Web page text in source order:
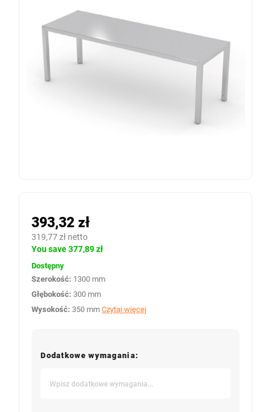
393,32 zł
319,77 zł netto
You save 377,89 zł
Dostępny
Szerokość: 1300 mm
Głębokość:300 mm
Wysokość:350 mmCzytaj więcej
Dodatkowe wymagania: